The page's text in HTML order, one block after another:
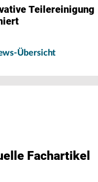
Teilereinigung
Übersicht
Fachartikel